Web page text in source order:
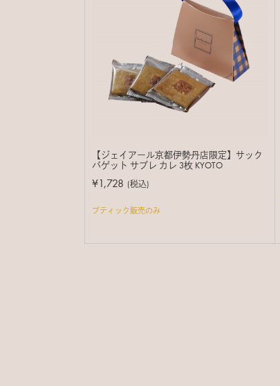
【ジェイアール京都伊勢丹店限定】サック
バゲット サブレ カレ 3枚 KYOTO
¥1,728 (税込)
ブティック販売のみ